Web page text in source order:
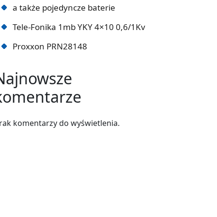
a także pojedyncze baterie
Tele-Fonika 1mb YKY 4×10 0,6/1Kv
Proxxon PRN28148
komentarzy do wyświetlenia.